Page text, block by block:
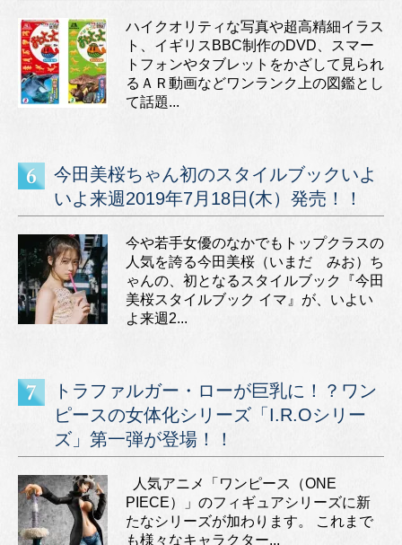
ハイクオリティな写真や超高精細イラス
ト、イギリスBBC制作のDVD、スマー
トフォンやタブレットをかざして見られ
るＡＲ動画などワンランク上の図鑑とし
て話題...
今田美桜ちゃん初のスタイルブックいよ
いよ来週2019年7月18日(木）発売！！
今や若手女優のなかでもトップクラスの
人気を誇る今田美桜（いまだ みお）ち
ゃんの、初となるスタイルブック『今田
美桜スタイルブック イマ』が、いよい
よ来週2...
トラファルガー・ローが巨乳に！？ワン
ピースの女体化シリーズ「I.R.Oシリー
ズ」第一弾が登場！！
人気アニメ「ワンピース（ONE
PIECE）」のフィギュアシリーズに新
たなシリーズが加わります。 これまで
も様々なキャラクター...